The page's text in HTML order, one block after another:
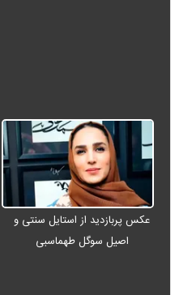
عکس پربازدید از استایل سنتی و
اصیل سوگل طهماسبی